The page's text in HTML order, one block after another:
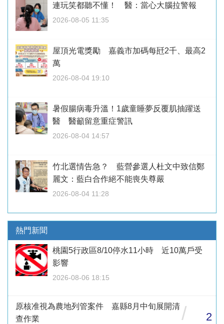
連玩笑都聽不懂！ 醫：當心大腦拉警報
2026-08-05 11:35
屋頂光電獎勵 嘉義市加碼每瓩2千、最高2
萬
2026-08-04 19:10
暑假腸病毒升溫！1歲童睡夢反覆肌抽躍送
醫 醫籲留意重症警訊
2026-08-04 14:57
竹北選情告急？ 藍營參選人杜文中致信鄭
麗文：藍白合作絕不能喪失尊嚴
2026-08-04 11:28
熱門新聞
桃園5行政區8/10停水11小時 近10萬戶受
影響
2026-08-06 18:15
原核准視為農地列管案件 嘉縣8月中旬展開清
查作業
/ 2